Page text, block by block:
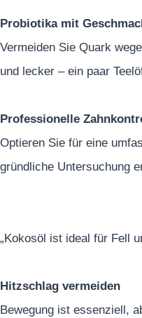
Probiotika mit
Vermeiden Sie Quark
und lecker – ein paar
Professionelle
Optieren Sie für eine
gründliche Untersuchung
„Kokosöl ist ideal für Fell
Hitzschlag vermeiden
Bewegung ist essenziell,